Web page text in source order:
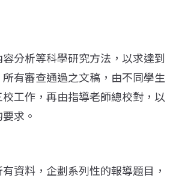
分析等科學研究方法，以求達到
有審查通過之文稿，由不同學生
工作，再由指導老師總校對，以
求。
資料，企劃系列性的報導題目，